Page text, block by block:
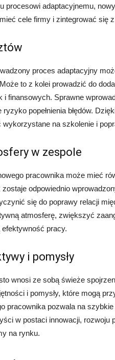
procesowi adaptacyjnemu,
cele firmy i zintegrować się z
proces adaptacyjny
to z kolei prowadzić do
i finansowych. Sprawne
popełnienia błędów.
wykorzystane na szkolenie i
w zespole
pracownika może mieć
odpowiednio
się do poprawy relacji
atmosferę, zwiększyć
pracy.
i pomysły
wnosi ze sobą świeże
i pomysły, które mogą
pracownika pozwala na
w postaci innowacji, rozwoju
na rynku.